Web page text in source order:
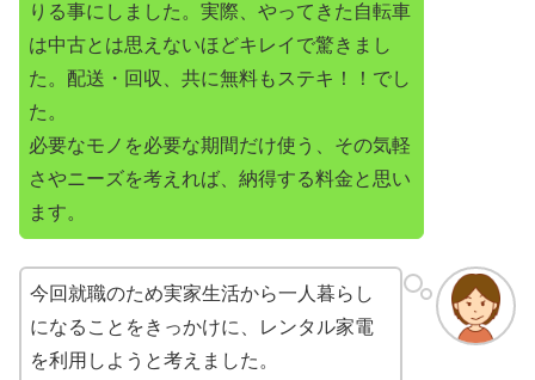
りる事にしました。実際、やってきた自転車
は中古とは思えないほどキレイで驚きまし
た。配送・回収、共に無料もステキ！！でし
た。
必要なモノを必要な期間だけ使う、その気軽
さやニーズを考えれば、納得する料金と思い
ます。
今回就職のため実家生活から一人暮らし
になることをきっかけに、レンタル家電
を利用しようと考えました。